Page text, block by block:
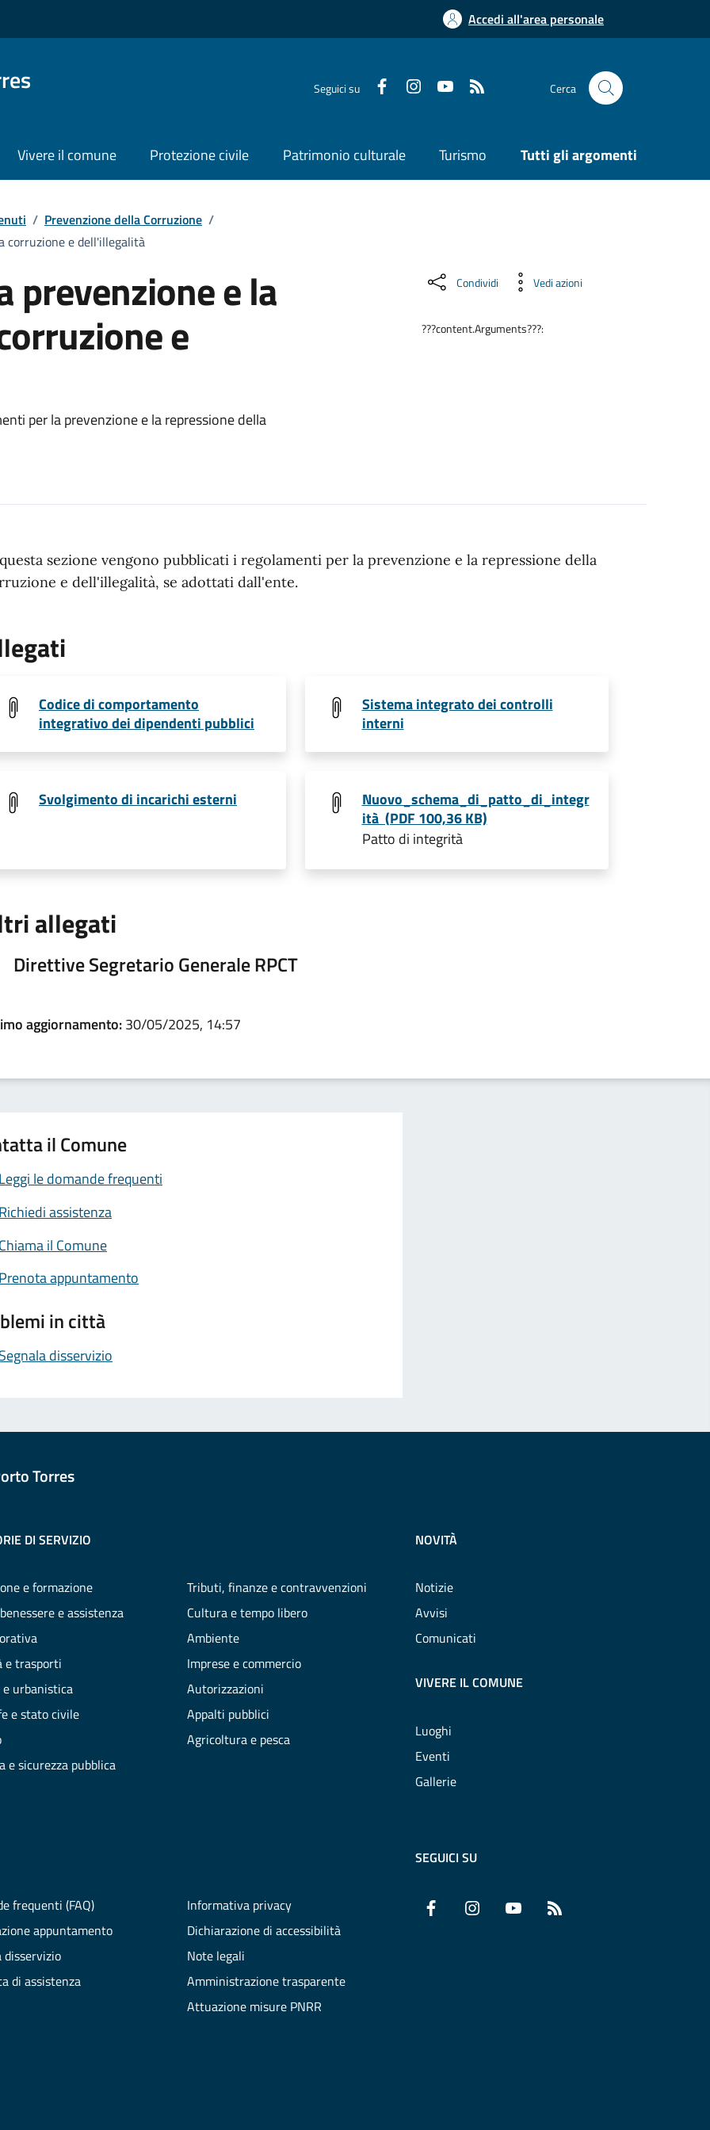
Accedi all'area personale
Seguici su Cerca
Vivere il comune Protezione civile Patrimonio culturale Turismo Tutti gli argomenti
/ Prevenzione della Corruzione /
corruzione e dell'illegalità
prevenzione e la
e
per la prevenzione e la repressione della
Condividi Vedi azioni
???content.Arguments???:
sezione vengono pubblicati i regolamenti per la prevenzione e la repressione della
e dell'illegalità, se adottati dall'ente.
Codice di comportamento
integrativo dei dipendenti pubblici
Sistema integrato dei controlli
interni
Svolgimento di incarichi esterni
Nuovo_schema_di_patto_di_integr
ità (PDF 100,36 KB)
Patto di integrità
allegati
Direttive Segretario Generale RPCT
aggiornamento:30/05/2025, 14:57
il Comune
le domande frequenti
assistenza
il Comune
appuntamento
in città
disservizio
Torres
DI SERVIZIO
e formazione
e assistenza
e trasporti
urbanistica
e stato civile
e sicurezza pubblica
Tributi, finanze e contravvenzioni
Cultura e tempo libero
Ambiente
Imprese e commercio
Autorizzazioni
Appalti pubblici
Agricoltura e pesca
NOVITÀ
Notizie
Avvisi
Comunicati
VIVERE IL COMUNE
Luoghi
Eventi
Gallerie
frequenti (FAQ)
appuntamento
disservizio
di assistenza
Informativa privacy
Dichiarazione di accessibilità
Note legali
Amministrazione trasparente
Attuazione misure PNRR
SEGUICI SU
Facebook InstagramYouTube